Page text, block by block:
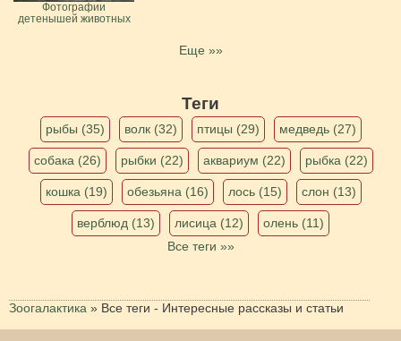
Фотографии
детенышей животных
Еще »»
Теги
рыбы (35) волк (32) птицы (29) медведь (27)
собака (26) рыбки (22) аквариум (22) рыбка (22)
кошка (19) обезьяна (16) лось (15) слон (13)
верблюд (13) лисица (12)
олень (11)
Все теги »»
Зоогалактика » Все теги - Интересные рассказы и статьи